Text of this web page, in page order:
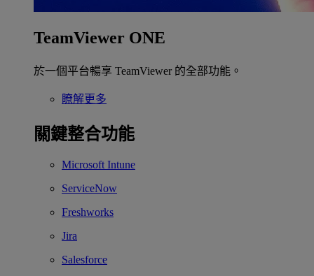
TeamViewer ONE
於一個平台暢享 TeamViewer 的全部功能。
瞭解更多
關鍵整合功能
Microsoft Intune
ServiceNow
Freshworks
Jira
Salesforce